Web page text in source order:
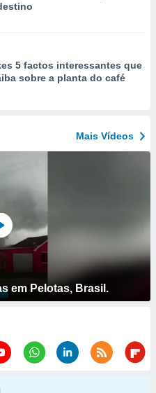
5 factos interessantes que
sobre a planta do café
Mais Vídeos
em Pelotas, Brasil.